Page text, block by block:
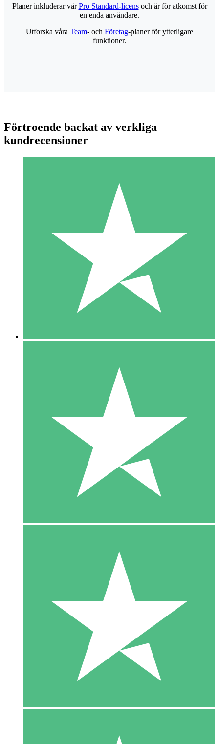
Individuella Kreditpaket
Betala per användning med nedladdningskrediter. Inget
1 Nedladdningar
10 00
10 Nedladdningar
20 00
Planer inkluderar vårPro Standard-licensoch är för åtkomst för
en enda användare.
Utforska våra Team- och Företag-planer för ytterligare
funktioner.
Förtroende backat av verkliga
kundrecensioner